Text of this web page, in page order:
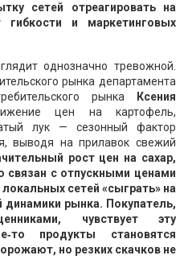
сетей отреагировать на
и маркетинговых
однозначно тревожной.
рынка департамента
рынка
Ксения
цен на картофель,
лук — сезонный фактор
выводя на прилавок свежий
рост цен на сахар,
связан с отпускными ценами
сетей «сыграть» на
рынка. Покупатель,
чувствует эту
продукты становятся
но резких скачков не